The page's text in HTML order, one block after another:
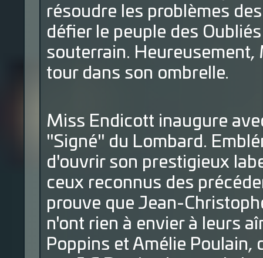
résoudre les problèmes
défier le peuple des
souterrain.
tour dans son ombrelle.
Miss Endicott inaugure
"Signé" du Lombard.
d'ouvrir son prestigieux
ceux reconnus des
prouve que Jean-
n'ont rien à envier à leurs
Poppins et Amélie